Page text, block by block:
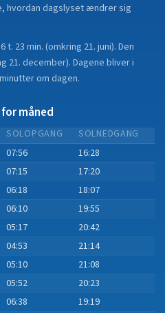
hvordan dagslyset ændrer sig
t. 23 min. (omkring 21. juni). Den
21. december). Dagene bliver i
minutterom dagen.
måned
SOLOPGANG
SOLNEDGANG
07:56
16:28
07:15
17:20
06:18
18:07
06:10
19:55
05:17
20:42
04:53
21:14
05:10
21:08
05:52
20:23
06:38
19:19